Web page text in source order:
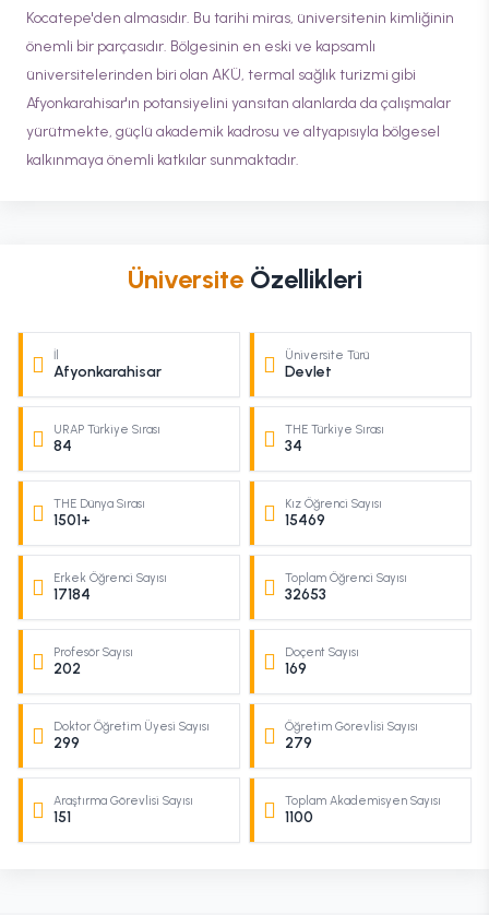
Kocatepe'den almasıdır. Bu tarihi miras, üniversitenin kimliğinin
önemli bir parçasıdır. Bölgesinin en eski ve kapsamlı
üniversitelerinden biri olan AKÜ, termal sağlık turizmi gibi
Afyonkarahisar'ın potansiyelini yansıtan alanlarda da çalışmalar
yürütmekte, güçlü akademik kadrosu ve altyapısıyla bölgesel
kalkınmaya önemli katkılar sunmaktadır.
Üniversite Özellikleri
İl
Afyonkarahisar
Üniversite Türü
Devlet
URAP Türkiye Sırası
84
THE Türkiye Sırası
34
THE Dünya Sırası
1501+
Kız Öğrenci Sayısı
15469
Erkek Öğrenci Sayısı
17184
Toplam Öğrenci Sayısı
32653
Profesör Sayısı
202
Doçent Sayısı
169
Doktor Öğretim Üyesi Sayısı
299
Öğretim Görevlisi Sayısı
279
Araştırma Görevlisi Sayısı
151
Toplam Akademisyen Sayısı
1100